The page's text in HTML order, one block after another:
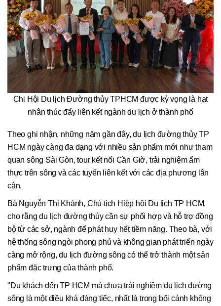
Chi Hội Du lịch Đường thủy TPHCM được kỳ vọng là hạt
nhân thúc đẩy liên kết ngành du lịch ở thành phố
Theo ghi nhận, những năm gần đây, du lịch đường thủy TP
HCM ngày càng đa dạng với nhiều sản phẩm mới như tham
quan sông Sài Gòn, tour kết nối Cần Giờ, trải nghiệm ẩm
thực trên sông và các tuyến liên kết với các địa phương lân
cận.
Bà Nguyễn Thị Khánh, Chủ tịch Hiệp hội Du lịch TP HCM,
cho rằng du lịch đường thủy cần sự phối hợp và hỗ trợ đồng
bộ từ các sở, ngành để phát huy hết tiềm năng. Theo bà, với
hệ thống sông ngòi phong phú và không gian phát triển ngày
càng mở rộng, du lịch đường sông có thể trở thành một sản
phẩm đặc trưng của thành phố.
"Du khách đến TP HCM mà chưa trải nghiệm du lịch đường
sông là một điều khá đáng tiếc, nhất là trong bối cảnh không